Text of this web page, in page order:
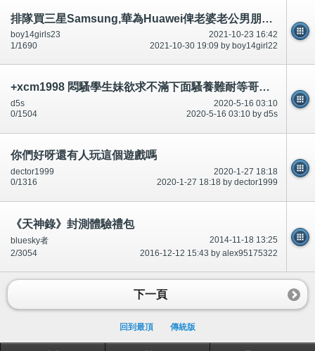
排隊買三星Samsung,華為Huawei俾老婆老公男朋友,政府講$2100手機媲美好過Samsung華為-腦殘有圖-公開
2021-10-23 16:42
boy14girls23
2021-10-30 19:09 by boy14girl22
1/1690
+xcm1998 悶騷學生妹欲求不滿下面騷養難耐等哥哥插她小穴穴
2020-5-16 03:10
d5s
2020-5-16 03:10 by d5s
0/1504
你們好呀還有人玩這個遊戲嗎
2020-1-27 18:18
dector1999
2020-1-27 18:18 by dector1999
0/1316
《天神錄》封測體驗禮包
2014-11-18 13:25
bluesky者
2016-12-12 15:43 by alex95175322
2/3054
下一頁
回到最頂 傳統版